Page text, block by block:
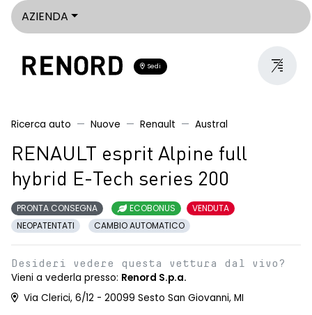
AZIENDA
Sedi
Ricerca auto Nuove Renault Austral
RENAULT esprit Alpine full
hybrid E-Tech series 200
PRONTA CONSEGNA ECOBONUS
VENDUTA
NEOPATENTATI
CAMBIO AUTOMATICO
Desideri vedere questa vettura dal vivo?
Vieni a vederla presso: Renord S.p.a.
Via Clerici, 6/12 - 20099 Sesto San Giovanni, MI